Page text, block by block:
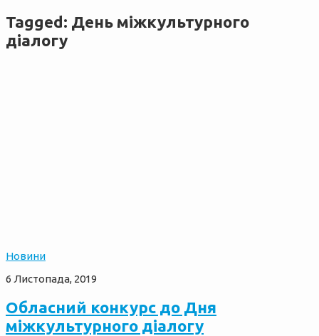
Tagged: День міжкультурного
діалогу
Новини
6 Листопада, 2019
Обласний конкурс до Дня
міжкультурного діалогу